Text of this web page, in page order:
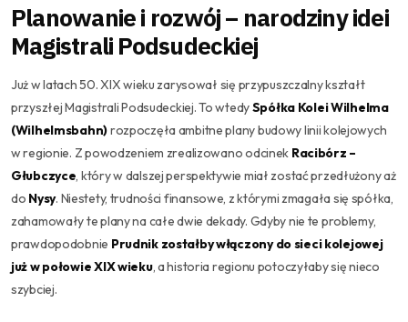
Planowanie i rozwój – narodziny idei
Magistrali Podsudeckiej
Już w latach 50. XIX wieku zarysował się przypuszczalny kształt
przyszłej Magistrali Podsudeckiej. To wtedySpółka Kolei Wilhelma
(Wilhelmsbahn)rozpoczęła ambitne plany budowy linii kolejowych
w regionie. Z powodzeniem zrealizowano odcinek Racibórz –
Głubczyce , który w dalszej perspektywie miał zostać przedłużony aż
do Nysy. Niestety, trudności finansowe, z którymi zmagała się spółka,
zahamowały te plany na całe dwie dekady. Gdyby nie te problemy,
prawdopodobnie Prudnik zostałby włączony do sieci kolejowej
już w połowie XIX wieku, a historia regionu potoczyłaby się nieco
szybciej.